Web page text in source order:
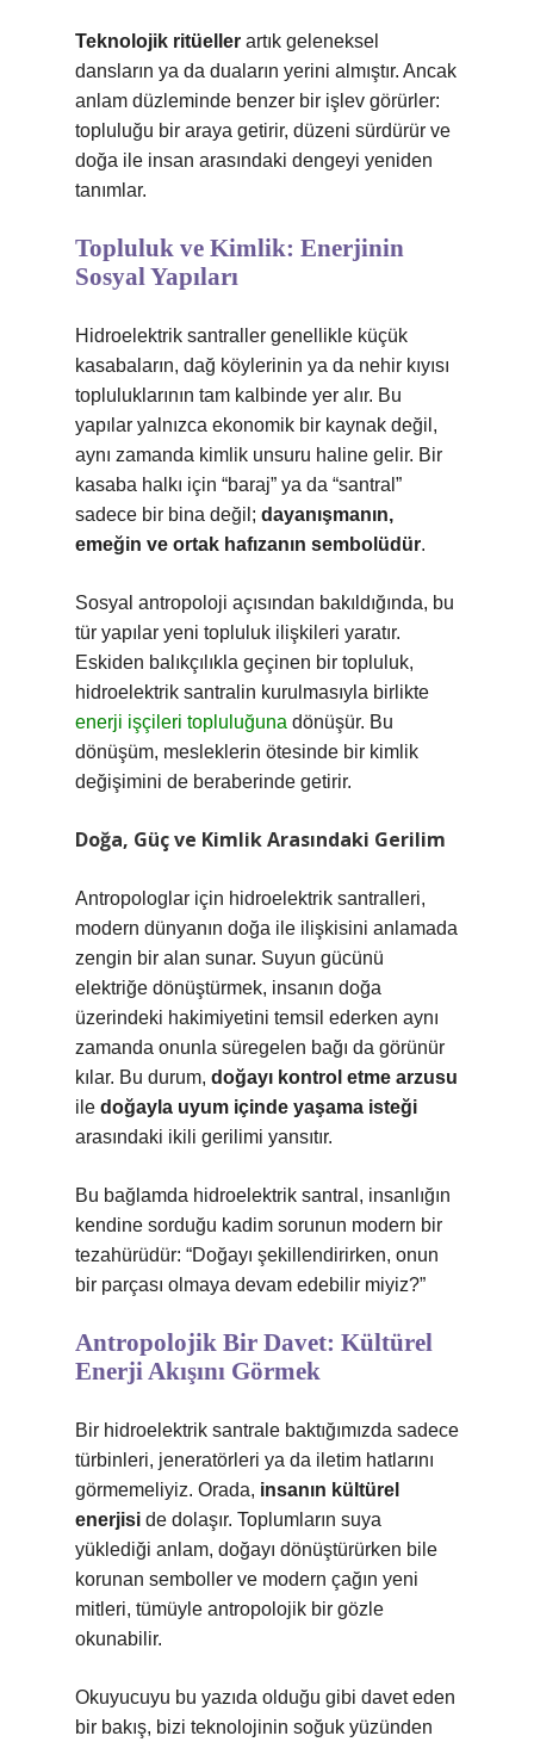
Teknolojik ritüeller artık geleneksel
dansların ya da duaların yerini almıştır. Ancak
anlam düzleminde benzer bir işlev görürler:
topluluğu bir araya getirir, düzeni sürdürür ve
doğa ile insan arasındaki dengeyi yeniden
tanımlar.
Topluluk ve Kimlik: Enerjinin
Sosyal Yapıları
Hidroelektrik santraller genellikle küçük
kasabaların, dağ köylerinin ya da nehir kıyısı
topluluklarının tam kalbinde yer alır. Bu
yapılar yalnızca ekonomik bir kaynak değil,
aynı zamanda kimlik unsuru haline gelir. Bir
kasaba halkı için “baraj” ya da “santral”
sadece bir bina değil; dayanışmanın,
emeğin ve ortak hafızanın sembolüdür.
Sosyal antropoloji açısından bakıldığında, bu
tür yapılar yeni topluluk ilişkileri yaratır.
Eskiden balıkçılıkla geçinen bir topluluk,
hidroelektrik santralin kurulmasıyla birlikte
enerji işçileri topluluğuna dönüşür. Bu
dönüşüm, mesleklerin ötesinde bir kimlik
değişimini de beraberinde getirir.
Doğa, Güç ve Kimlik Arasındaki Gerilim
Antropologlar için hidroelektrik santralleri,
modern dünyanın doğa ile ilişkisini anlamada
zengin bir alan sunar. Suyun gücünü
elektriğe dönüştürmek, insanın doğa
üzerindeki hakimiyetini temsil ederken aynı
zamanda onunla süregelen bağı da görünür
kılar. Bu durum, doğayı kontrol etme arzusu
ile doğayla uyum içinde yaşama isteği
arasındaki ikili gerilimi yansıtır.
Bu bağlamda hidroelektrik santral, insanlığın
kendine sorduğu kadim sorunun modern bir
tezahürüdür: “Doğayı şekillendirirken, onun
bir parçası olmaya devam edebilir miyiz?”
Antropolojik Bir Davet: Kültürel
Enerji Akışını Görmek
Bir hidroelektrik santrale baktığımızda sadece
türbinleri, jeneratörleri ya da iletim hatlarını
görmemeliyiz. Orada, insanın kültürel
enerjisi de dolaşır. Toplumların suya
yüklediği anlam, doğayı dönüştürürken bile
korunan semboller ve modern çağın yeni
mitleri, tümüyle antropolojik bir gözle
okunabilir.
Okuyucuyu bu yazıda olduğu gibi davet eden
bir bakış, bizi teknolojinin soğuk yüzünden